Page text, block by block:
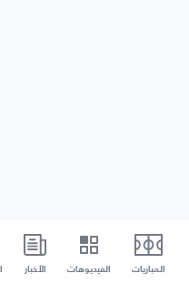
المباريات الفيديوهات الأخبار